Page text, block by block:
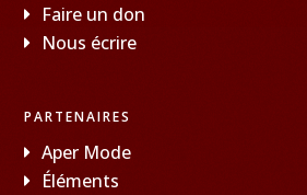
Faire un don
Nous écrire
PARTENAIRES
Aper Mode
Éléments